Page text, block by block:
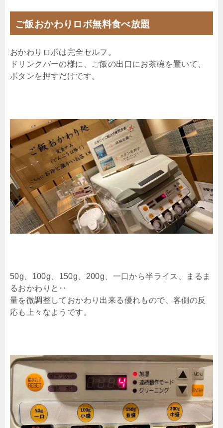
ご飯おかわりロボ無料食べ放題
おかわりロボは完全セルフ。
ドリンクバーの様に、ご飯の出口にお茶碗を置いて、
ボタンを押すだけです。
50g、100g、150g、200g、一口から半ライス、まるま
るおかわりと‥
量を微調整しておかわり出来る優れもので、客側の反
応も上々なようです。